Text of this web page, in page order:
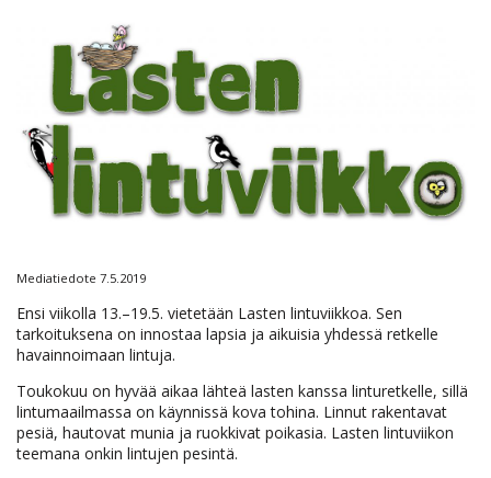
Mediatiedote 7.5.2019
Ensi viikolla 13.–19.5. vietetään Lasten lintuviikkoa. Sen
tarkoituksena on innostaa lapsia ja aikuisia yhdessä retkelle
havainnoimaan lintuja.
Toukokuu on hyvää aikaa lähteä lasten kanssa linturetkelle, sillä
lintumaailmassa on käynnissä kova tohina. Linnut rakentavat
pesiä, hautovat munia ja ruokkivat poikasia. Lasten lintuviikon
teemana onkin lintujen pesintä.